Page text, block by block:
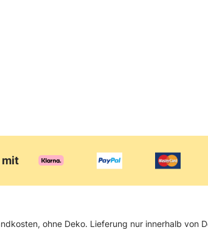
mit
ohne Deko. Lieferung nur innerhalb